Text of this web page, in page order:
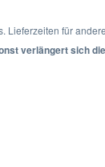
für
verlängert sich